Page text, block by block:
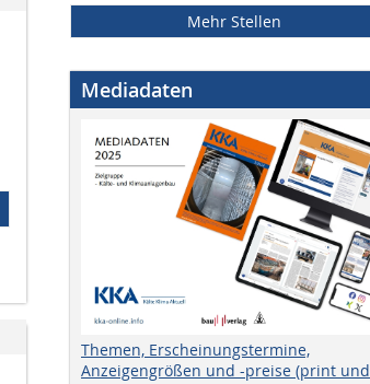
Mehr Stellen
Mediadaten
Themen, Erscheinungstermine,
Anzeigengrößen und -preise (print und